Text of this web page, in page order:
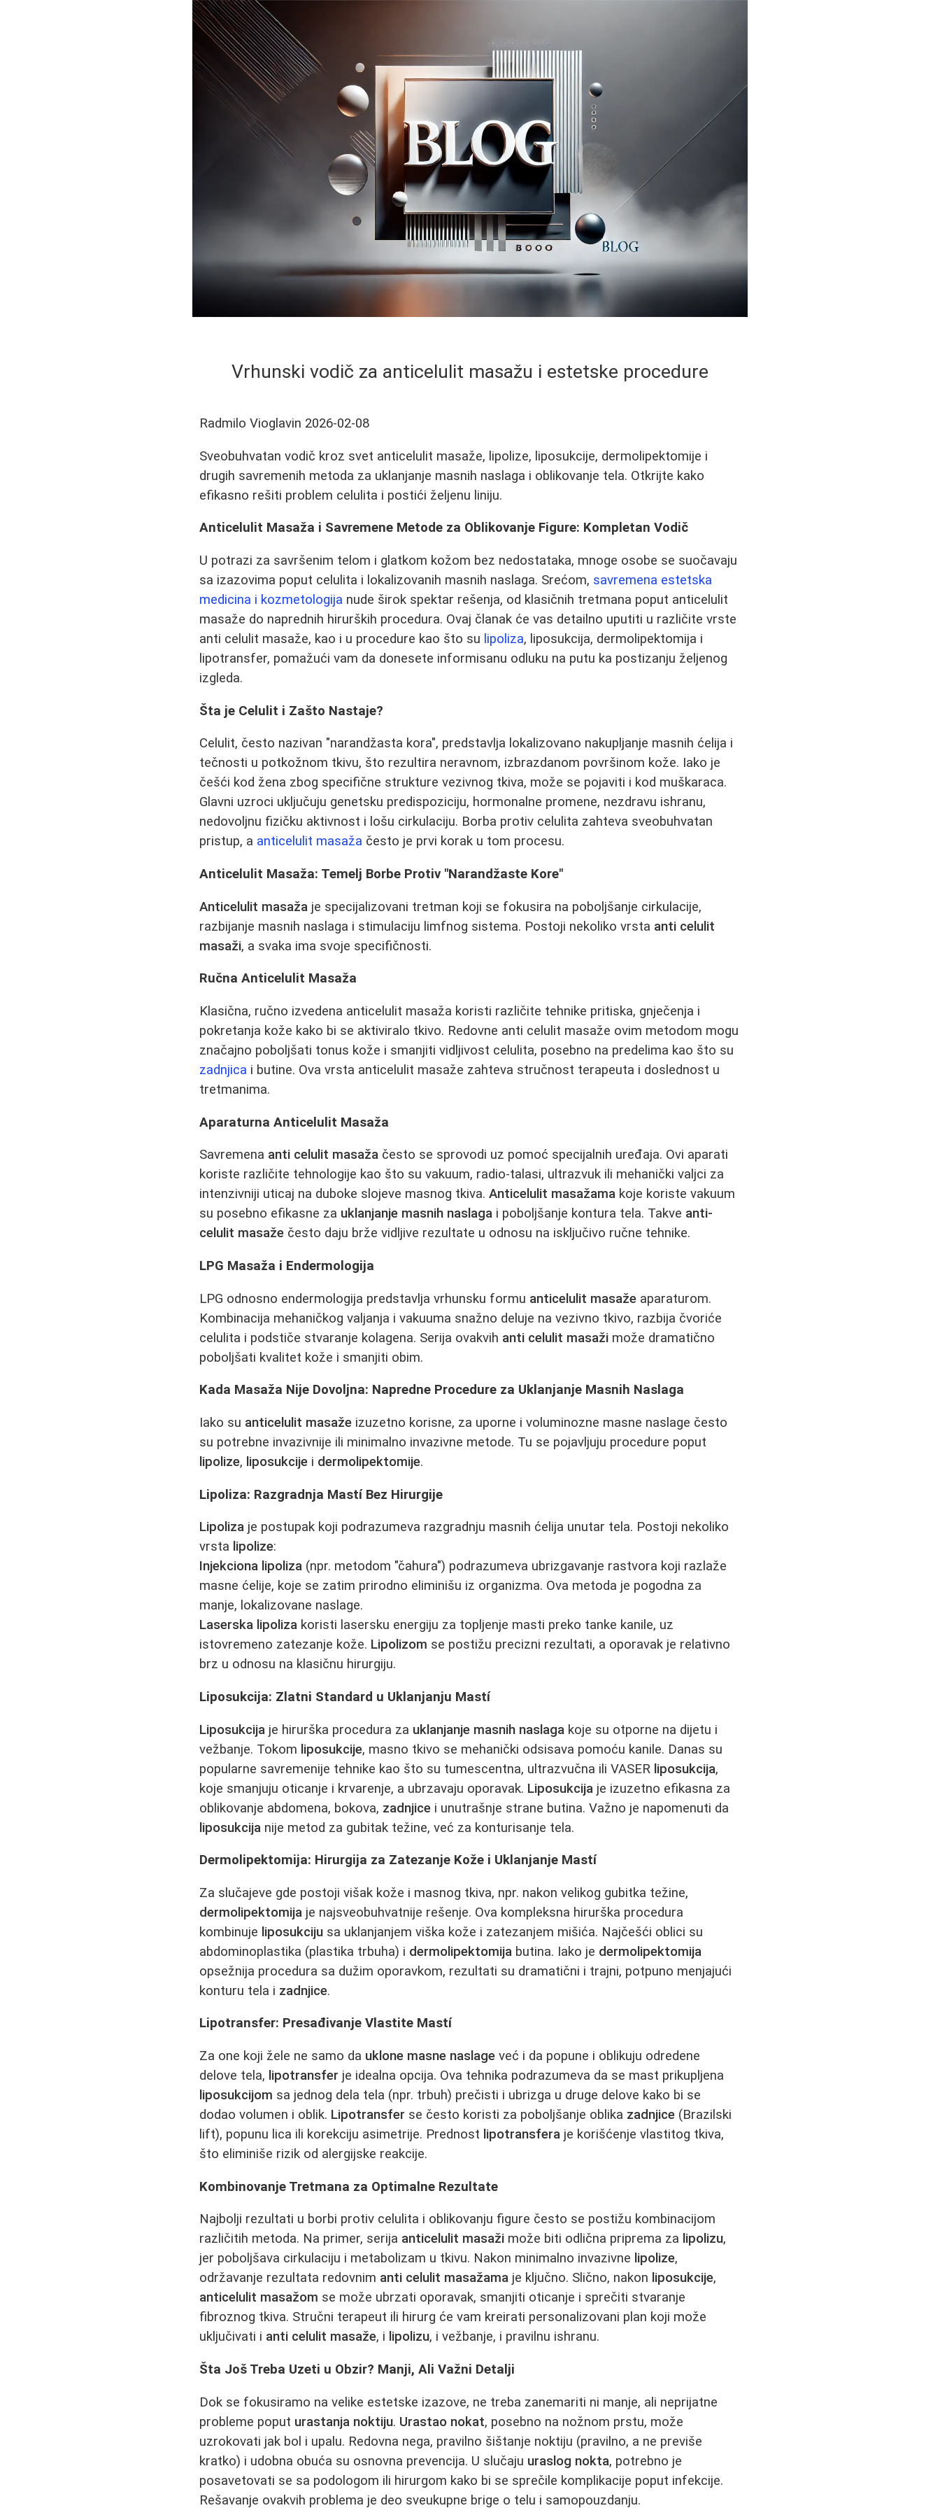
Vrhunski vodič za anticelulit masažu i estetske procedure
Radmilo Vioglavin 2026-02-08
Sveobuhvatan vodič kroz svet anticelulit masaže, lipolize, liposukcije, dermolipektomije i
drugih savremenih metoda za uklanjanje masnih naslaga i oblikovanje tela. Otkrijte kako
efikasno rešiti problem celulita i postići željenu liniju.
Anticelulit Masaža i Savremene Metode za Oblikovanje Figure: Kompletan Vodič
U potrazi za savršenim telom i glatkom kožom bez nedostataka, mnoge osobe se suočavaju
sa izazovima poput celulita i lokalizovanih masnih naslaga. Srećom, savremena estetska
medicina i kozmetologija nude širok spektar rešenja, od klasičnih tretmana poput anticelulit
masaže do naprednih hirurških procedura. Ovaj članak će vas detailno uputiti u različite vrste
anti celulit masaže, kao i u procedure kao što su lipoliza, liposukcija, dermolipektomija i
lipotransfer, pomažući vam da donesete informisanu odluku na putu ka postizanju željenog
izgleda.
Šta je Celulit i Zašto Nastaje?
Celulit, često nazivan "narandžasta kora", predstavlja lokalizovano nakupljanje masnih ćelija i
tečnosti u potkožnom tkivu, što rezultira neravnom, izbrazdanom površinom kože. Iako je
češći kod žena zbog specifične strukture vezivnog tkiva, može se pojaviti i kod muškaraca.
Glavni uzroci uključuju genetsku predispoziciju, hormonalne promene, nezdravu ishranu,
nedovoljnu fizičku aktivnost i lošu cirkulaciju. Borba protiv celulita zahteva sveobuhvatan
pristup, a anticelulit masaža često je prvi korak u tom procesu.
Anticelulit Masaža: Temelj Borbe Protiv "Narandžaste Kore"
Anticelulit masaža je specijalizovani tretman koji se fokusira na poboljšanje cirkulacije,
razbijanje masnih naslaga i stimulaciju limfnog sistema. Postoji nekoliko vrsta anti celulit
masaži, a svaka ima svoje specifičnosti.
Ručna Anticelulit Masaža
Klasična, ručno izvedena anticelulit masaža koristi različite tehnike pritiska, gnječenja i
pokretanja kože kako bi se aktiviralo tkivo. Redovne anti celulit masaže ovim metodom mogu
značajno poboljšati tonus kože i smanjiti vidljivost celulita, posebno na predelima kao što su
zadnjica i butine. Ova vrsta anticelulit masaže zahteva stručnost terapeuta i doslednost u
tretmanima.
Aparaturna Anticelulit Masaža
Savremena anti celulit masaža često se sprovodi uz pomoć specijalnih uređaja. Ovi aparati
koriste različite tehnologije kao što su vakuum, radio-talasi, ultrazvuk ili mehanički valjci za
intenzivniji uticaj na duboke slojeve masnog tkiva.Anticelulit masažama koje koriste vakuum
su posebno efikasne za uklanjanje masnih naslaga i poboljšanje kontura tela. Takve anti-
celulit masaže često daju brže vidljive rezultate u odnosu na isključivo ručne tehnike.
LPG Masaža i Endermologija
LPG odnosno endermologija predstavlja vrhunsku formu anticelulit masaže aparaturom.
Kombinacija mehaničkog valjanja i vakuuma snažno deluje na vezivno tkivo, razbija čvoriće
celulita i podstiče stvaranje kolagena. Serija ovakvih anti celulit masaži može dramatično
poboljšati kvalitet kože i smanjiti obim.
Kada Masaža Nije Dovoljna: Napredne Procedure za Uklanjanje Masnih Naslaga
Iako su anticelulit masaže izuzetno korisne, za uporne i voluminozne masne naslage često
su potrebne invazivnije ili minimalno invazivne metode. Tu se pojavljuju procedure poput
lipolize, liposukcije i dermolipektomije.
Lipoliza: Razgradnja Mastí Bez Hirurgije
Lipoliza je postupak koji podrazumeva razgradnju masnih ćelija unutar tela. Postoji nekoliko
vrsta lipolize:
Injekciona lipoliza (npr. metodom "čahura") podrazumeva ubrizgavanje rastvora koji razlaže
masne ćelije, koje se zatim prirodno eliminišu iz organizma. Ova metoda je pogodna za
manje, lokalizovane naslage.
Laserska lipoliza koristi lasersku energiju za topljenje masti preko tanke kanile, uz
istovremeno zatezanje kože. Lipolizom se postižu precizni rezultati, a oporavak je relativno
brz u odnosu na klasičnu hirurgiju.
Liposukcija: Zlatni Standard u Uklanjanju Mastí
Liposukcija je hirurška procedura za uklanjanje masnih naslaga koje su otporne na dijetu i
vežbanje. Tokom liposukcije, masno tkivo se mehanički odsisava pomoću kanile. Danas su
popularne savremenije tehnike kao što su tumescentna, ultrazvučna ili VASER liposukcija,
koje smanjuju oticanje i krvarenje, a ubrzavaju oporavak. Liposukcija je izuzetno efikasna za
oblikovanje abdomena, bokova, zadnjice i unutrašnje strane butina. Važno je napomenuti da
liposukcija nije metod za gubitak težine, već za konturisanje tela.
Dermolipektomija: Hirurgija za Zatezanje Kože i Uklanjanje Mastí
Za slučajeve gde postoji višak kože i masnog tkiva, npr. nakon velikog gubitka težine,
dermolipektomija je najsveobuhvatnije rešenje. Ova kompleksna hirurška procedura
kombinuje liposukciju sa uklanjanjem viška kože i zatezanjem mišića. Najčešći oblici su
abdominoplastika (plastika trbuha) i dermolipektomija butina. Iako je dermolipektomija
opsežnija procedura sa dužim oporavkom, rezultati su dramatični i trajni, potpuno menjajući
konturu tela i zadnjice.
Lipotransfer: Presađivanje Vlastite Mastí
Za one koji žele ne samo da uklone masne naslage već i da popune i oblikuju odredene
delove tela, lipotransfer je idealna opcija. Ova tehnika podrazumeva da se mast prikupljena
liposukcijom sa jednog dela tela (npr. trbuh) prečisti i ubrizga u druge delove kako bi se
dodao volumen i oblik. Lipotransfer se često koristi za poboljšanje oblika zadnjice (Brazilski
lift), popunu lica ili korekciju asimetrije. Prednost lipotransfera je korišćenje vlastitog tkiva,
što eliminiše rizik od alergijske reakcije.
Kombinovanje Tretmana za Optimalne Rezultate
Najbolji rezultati u borbi protiv celulita i oblikovanju figure često se postižu kombinacijom
različitih metoda. Na primer, serija anticelulit masaži može biti odlična priprema za lipolizu,
jer poboljšava cirkulaciju i metabolizam u tkivu. Nakon minimalno invazivne lipolize,
održavanje rezultata redovnim anti celulit masažama je ključno. Slično, nakon liposukcije,
anticelulit masažom se može ubrzati oporavak, smanjiti oticanje i sprečiti stvaranje
fibroznog tkiva. Stručni terapeut ili hirurg će vam kreirati personalizovani plan koji može
uključivati i anti celulit masaže, i lipolizu, i vežbanje, i pravilnu ishranu.
Šta Još Treba Uzeti u Obzir? Manji, Ali Važni Detalji
Dok se fokusiramo na velike estetske izazove, ne treba zanemariti ni manje, ali neprijatne
probleme poput urastanja noktiju. Urastao nokat, posebno na nožnom prstu, može
uzrokovati jak bol i upalu. Redovna nega, pravilno šištanje noktiju (pravilno, a ne previše
kratko) i udobna obuća su osnovna prevencija. U slučaju uraslog nokta, potrebno je
posavetovati se sa podologom ili hirurgom kako bi se sprečile komplikacije poput infekcije.
Rešavanje ovakvih problema je deo sveukupne brige o telu i samopouzdanju.